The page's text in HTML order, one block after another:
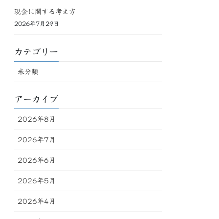
現金に関する考え方
2026年7月29日
カテゴリー
未分類
アーカイブ
2026年8月
2026年7月
2026年6月
2026年5月
2026年4月